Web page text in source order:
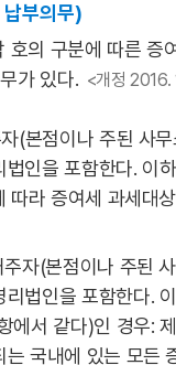
부의무)
의 구분에 따른 증
가 있다. <개정
(본점이나 주된 사
법인을 포함한다. 이
따라 증여세 과세대
자(본점이나 주된
리법인을 포함한다.
에서 같다)인 경우:
는 국내에 있는 모든